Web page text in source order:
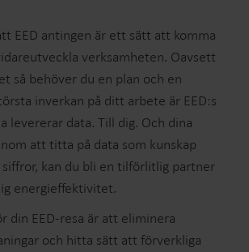
EED antingen är ett sätt att komma
verksamheten. Oavsett
så behöver du en plan och en
inverkan på ditt arbete är EED:s
levererar data. Till dig. Och dina
att titta på data som kunskap
kan du bli en tilförlitlig partner
energieffektivitet.
din EED-resa är att eliminera
och hitta sätt att förverkliga